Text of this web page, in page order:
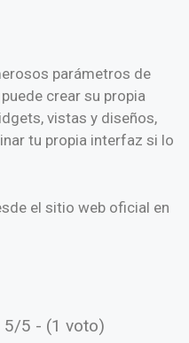
parámetros de
crear su propia
vistas y diseños,
tu propia interfaz si lo
el sitio web oficial en
5/5 - (1 voto)